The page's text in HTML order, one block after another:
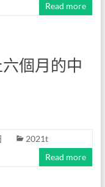
Read more
個月的中
2021t
Read more